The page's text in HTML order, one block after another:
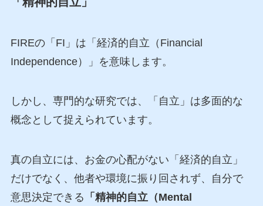
FIREの「FI」は「経済的自立（Financial
Independence）」を意味します。
しかし、専門的な研究では、「自立」は多面的な
概念として捉えられています。
真の自立には、お金の心配がない「経済的自立」
だけでなく、他者や環境に振り回されず、自分で
意思決定できる 「精神的自立（Mental